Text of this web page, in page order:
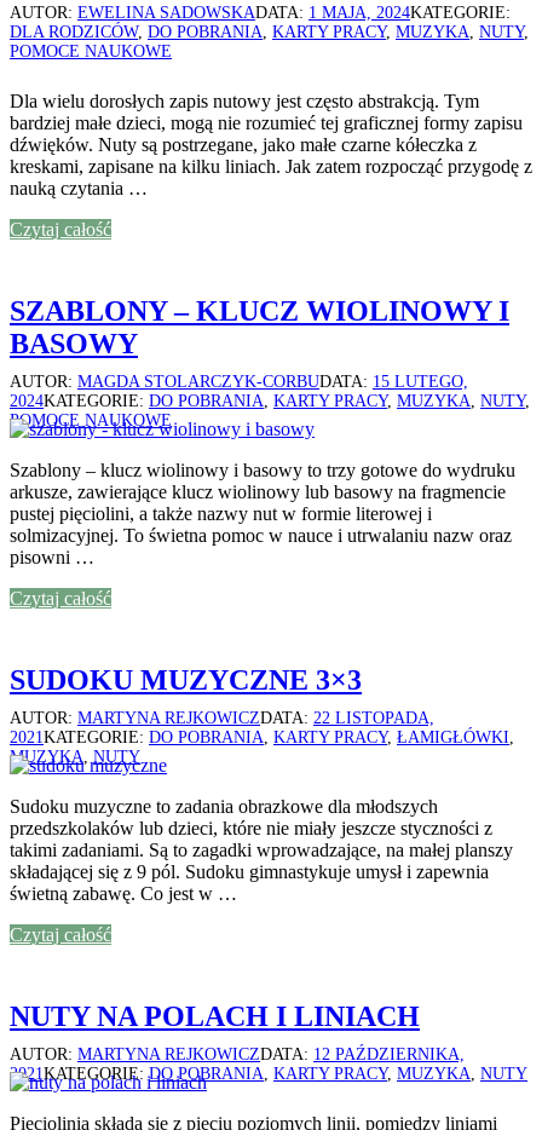
AUTOR: EWELINA SADOWSKADATA: 1 MAJA, 2024KATEGORIE:
DLA RODZICÓW, DO POBRANIA, KARTY PRACY, MUZYKA, NUTY,
POMOCE NAUKOWE
Dla wielu dorosłych zapis nutowy jest często abstrakcją. Tym
bardziej małe dzieci, mogą nie rozumieć tej graficznej formy zapisu
dźwięków. Nuty są postrzegane, jako małe czarne kółeczka z
kreskami, zapisane na kilku liniach. Jak zatem rozpocząć przygodę z
nauką czytania …
Czytaj całość
SZABLONY – KLUCZ WIOLINOWY I
BASOWY
AUTOR: MAGDA STOLARCZYK-CORBUDATA: 15 LUTEGO,
2024KATEGORIE: DO POBRANIA, KARTY PRACY, MUZYKA, NUTY,
POMOCE NAUKOWE
Szablony – klucz wiolinowy i basowy to trzy gotowe do wydruku
arkusze, zawierające klucz wiolinowy lub basowy na fragmencie
pustej pięciolini, a także nazwy nut w formie literowej i
solmizacyjnej. To świetna pomoc w nauce i utrwalaniu nazw oraz
pisowni …
Czytaj całość
SUDOKU MUZYCZNE 3×3
AUTOR: MARTYNA REJKOWICZDATA: 22 LISTOPADA,
2021 KATEGORIE: DO POBRANIA KARTY PRACY, ŁAMIGŁÓWKI
MUZYKA NUTY
Sudoku muzyczne to zadania obrazkowe dla młodszych
przedszkolaków lub dzieci, które nie miały jeszcze styczności z
takimi zadaniami. Są to zagadki wprowadzające, na małej planszy
składającej się z 9 pól. Sudoku gimnastykuje umysł i zapewnia
świetną zabawę. Co jest w …
Czytaj całość
NUTY NA POLACH I LINIACH
AUTOR: MARTYNA REJKOWICZDATA: 12 PAŹDZIERNIKA,
2021KATEGORIE:DO POBRANIA KARTY PRACY, MUZYKA NUTY
Pięciolinia składa się z pięciu poziomych linii, pomiędzy liniami